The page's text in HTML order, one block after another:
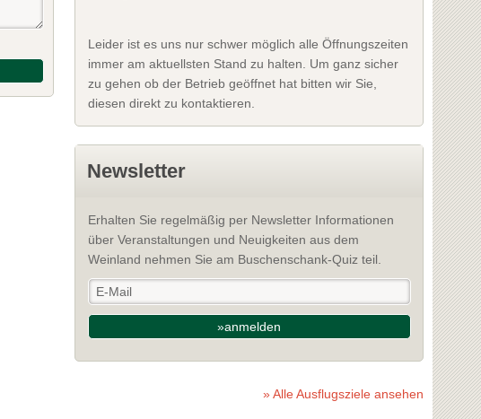
Leider ist es uns nur schwer möglich alle Öffnungszeiten
immer am aktuellsten Stand zu halten. Um ganz sicher
zu gehen ob der Betrieb geöffnet hat bitten wir Sie,
diesen direkt zu kontaktieren.
Newsletter
Erhalten Sie regelmäßig per Newsletter Informationen
über Veranstaltungen und Neuigkeiten aus dem
Weinland nehmen Sie am Buschenschank-Quiz teil.
»anmelden
» Alle Ausflugsziele ansehen